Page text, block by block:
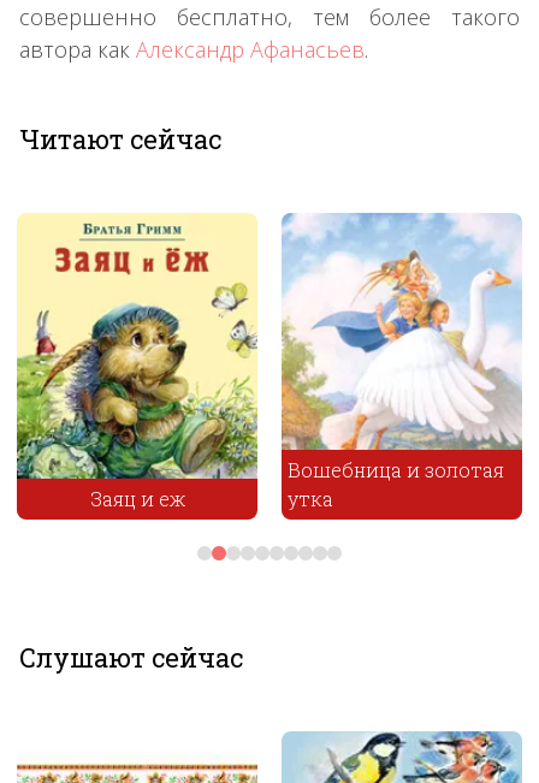
совершенно бесплатно, тем более такого
автора как Александр Афанасьев.
Читают сейчас
Вошебница и золотая
И в щепочке порой
скрывается счастье
Слушают сейчас